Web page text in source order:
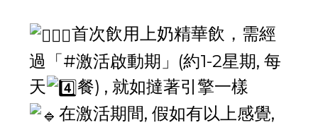
首次飲用上奶精華飲，需經
過「#激活啟動期 」(約1-2星期, 每
天
餐) , 就如撻著引擎一樣
在激活期間, 假如有以上感覺,